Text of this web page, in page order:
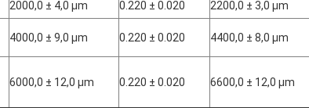
2000,0 ± 4,0 μm 0.220 ± 0.020 2200,0 ± 3,0 μm
4000,0 ± 9,0 μm 0.220 ± 0.020 4400,0 ± 8,0 μm
6000,0 ± 12,0 μm 0.220 ± 0.020 6600,0 ± 12,0 μm